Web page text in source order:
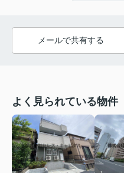
メールで共有する
よく見られている物件